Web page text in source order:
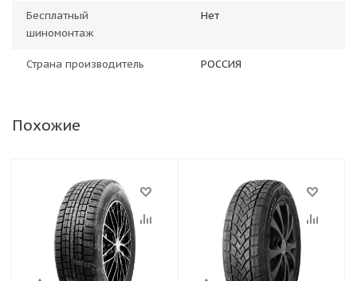
Бесплатный
шиномонтаж
Нет
Страна производитель РОССИЯ
Похожие